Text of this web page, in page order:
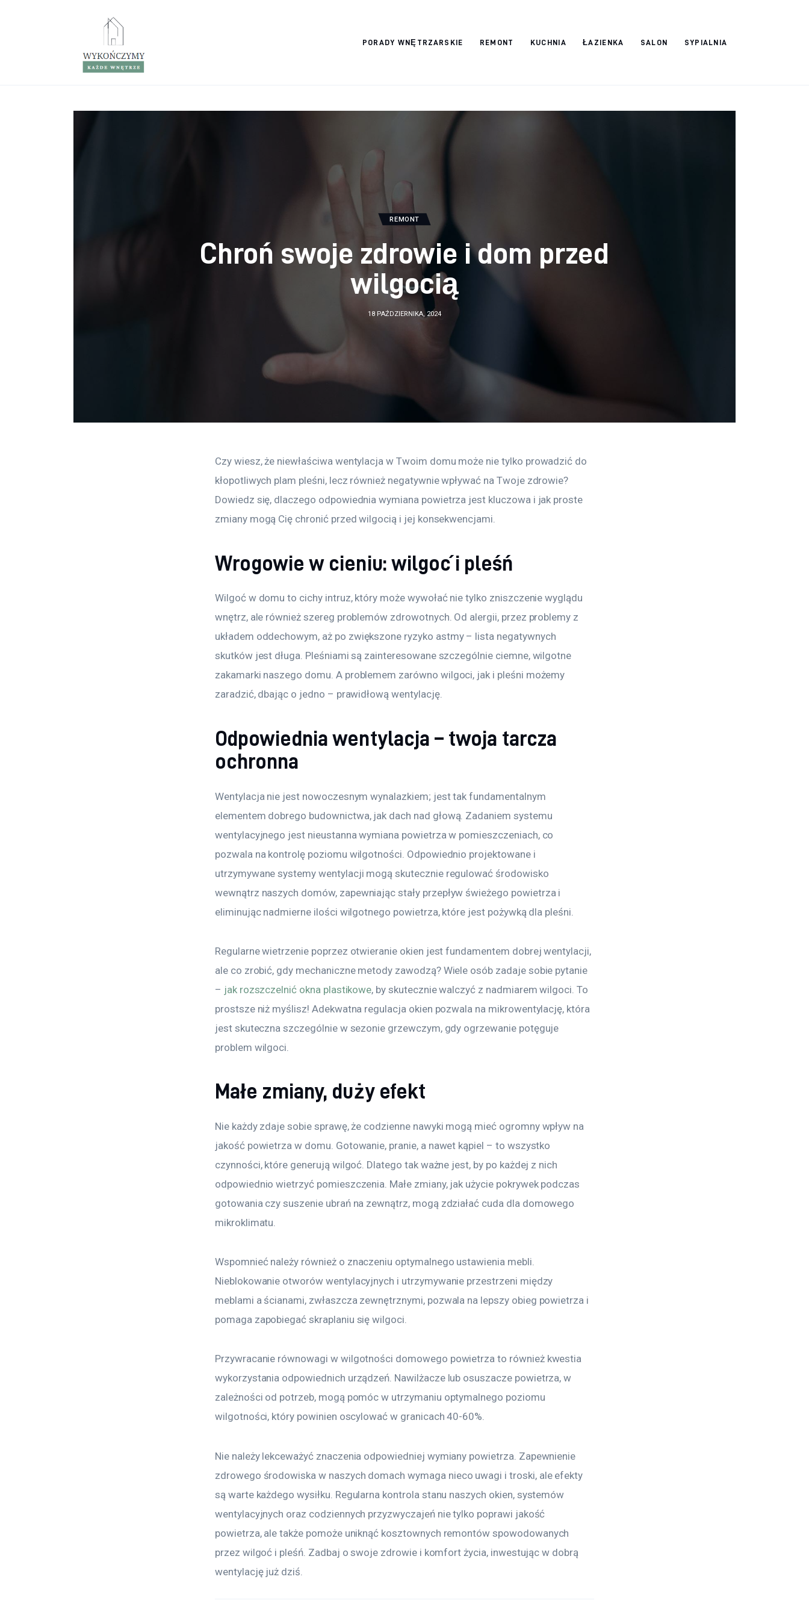
PORADY WNĘTRZARSKIE REMONT KUCHNIA ŁAZIENKA SALON SYPIALNIA
Wykończymy
REMONT
Chroń swoje zdrowie i dom przed
wilgocią
18 PAŹDZIERNIKA, 2024
Czy wiesz, że niewłaściwa wentylacja w Twoim domu może nie tylko prowadzić do
kłopotliwych plam pleśni, lecz również negatywnie wpływać na Twoje zdrowie?
Dowiedz się, dlaczego odpowiednia wymiana powietrza jest kluczowa i jak proste
zmiany mogą Cię chronić przed wilgocią i jej konsekwencjami.
Wrogowie w cieniu: wilgoć i pleśń
Wilgoć w domu to cichy intruz, który może wywołać nie tylko zniszczenie wyglądu
wnętrz, ale również szereg problemów zdrowotnych. Od alergii, przez problemy z
układem oddechowym, aż po zwiększone ryzyko astmy – lista negatywnych
skutków jest długa. Pleśniami są zainteresowane szczególnie ciemne, wilgotne
zakamarki naszego domu. A problemem zarówno wilgoci, jak i pleśni możemy
zaradzić, dbając o jedno – prawidłową wentylację.
Odpowiednia wentylacja – twoja tarcza
ochronna
Wentylacja nie jest nowoczesnym wynalazkiem; jest tak fundamentalnym
elementem dobrego budownictwa, jak dach nad głową. Zadaniem systemu
wentylacyjnego jest nieustanna wymiana powietrza w pomieszczeniach, co
pozwala na kontrolę poziomu wilgotności. Odpowiednio projektowane i
utrzymywane systemy wentylacji mogą skutecznie regulować środowisko
wewnątrz naszych domów, zapewniając stały przepływ świeżego powietrza i
eliminując nadmierne ilości wilgotnego powietrza, które jest pożywką dla pleśni.
Regularne wietrzenie poprzez otwieranie okien jest fundamentem dobrej wentylacji,
ale co zrobić, gdy mechaniczne metody zawodzą? Wiele osób zadaje sobie pytanie
– jak rozszczelnić okna plastikowe, by skutecznie walczyć z nadmiarem wilgoci. To
prostsze niż myślisz! Adekwatna regulacja okien pozwala na mikrowentylację, która
jest skuteczna szczególnie w sezonie grzewczym, gdy ogrzewanie potęguje
problem wilgoci.
Małe zmiany, duży efekt
Nie każdy zdaje sobie sprawę, że codzienne nawyki mogą mieć ogromny wpływ na
jakość powietrza w domu. Gotowanie, pranie, a nawet kąpiel – to wszystko
czynności, które generują wilgoć. Dlatego tak ważne jest, by po każdej z nich
odpowiednio wietrzyć pomieszczenia. Małe zmiany, jak użycie pokrywek podczas
gotowania czy suszenie ubrań na zewnątrz, mogą zdziałać cuda dla domowego
mikroklimatu.
Wspomnieć należy również o znaczeniu optymalnego ustawienia mebli.
Nieblokowanie otworów wentylacyjnych i utrzymywanie przestrzeni między
meblami a ścianami, zwłaszcza zewnętrznymi, pozwala na lepszy obieg powietrza i
pomaga zapobiegać skraplaniu się wilgoci.
Przywracanie równowagi w wilgotności domowego powietrza to również kwestia
wykorzystania odpowiednich urządzeń. Nawilżacze lub osuszacze powietrza, w
zależności od potrzeb, mogą pomóc w utrzymaniu optymalnego poziomu
wilgotności, który powinien oscylować w granicach 40-60%.
Nie należy lekceważyć znaczenia odpowiedniej wymiany powietrza. Zapewnienie
zdrowego środowiska w naszych domach wymaga nieco uwagi i troski, ale efekty
są warte każdego wysiłku. Regularna kontrola stanu naszych okien, systemów
wentylacyjnych oraz codziennych przyzwyczajeń nie tylko poprawi jakość
powietrza, ale także pomoże uniknąć kosztownych remontów spowodowanych
przez wilgoć i pleśń. Zadbaj o swoje zdrowie i komfort życia, inwestując w dobrą
wentylację już dziś.